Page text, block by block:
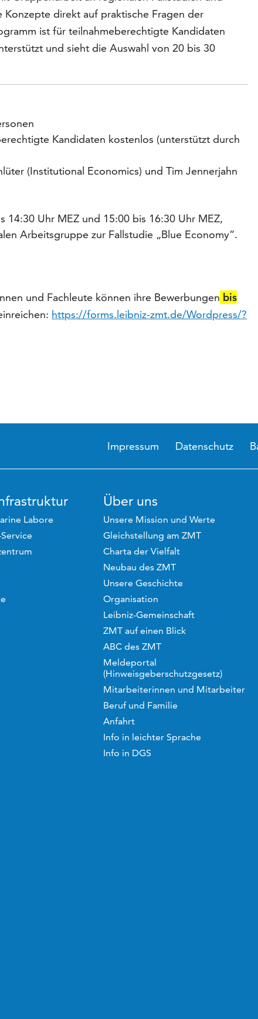
direkt auf praktische Fragen der
ist für teilnahmeberechtigte Kandidaten
und sieht die Auswahl von 20 bis 30
Kandidaten kostenlos (unterstützt durch
(Institutional Economics) und Tim Jennerjahn
14:30 Uhr MEZ und 15:00 bis 16:30 Uhr MEZ,
Arbeitsgruppe zur Fallstudie „Blue Economy“.
und Fachleute können ihre Bewerbungen bis
https://forms.leibniz-zmt.de/Wordpress/?
Impressum Datenschutz
Labore
Über uns
Unsere Mission und Werte
Gleichstellung am ZMT
Charta der Vielfalt
Neubau des ZMT
Unsere Geschichte
Organisation
Leibniz-Gemeinschaft
ZMT auf einen Blick
ABC des ZMT
Meldeportal
(Hinweisgeberschutzgesetz)
Mitarbeiterinnen und Mitarbeiter
Beruf und Familie
Anfahrt
Info in leichter Sprache
Info in DGS